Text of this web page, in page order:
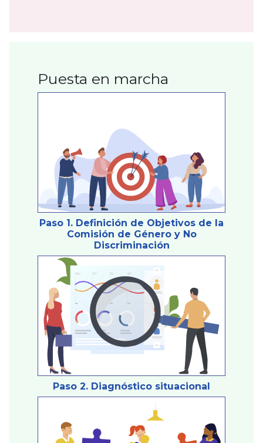
Puesta en marcha
Paso 1. Definición de Objetivos de la
Comisión de Género y No
Discriminación
Paso 2. Diagnóstico situacional